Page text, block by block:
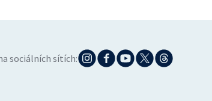
sociálních sítích: